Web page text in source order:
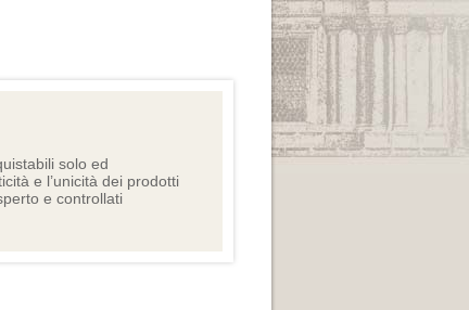
solo ed
e l’unicità dei prodotti
e controllati